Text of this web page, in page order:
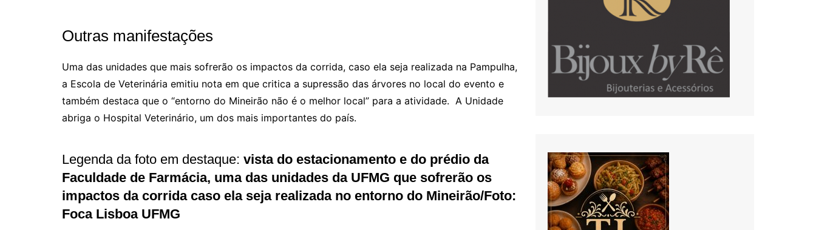
Outras manifestações
Uma das unidades que mais sofrerão os impactos da corrida, caso ela seja realizada na Pampulha,
a Escola de Veterinária emitiu nota em que critica a supressão das árvores no local do evento e
também destaca que o “entorno do Mineirão não é o melhor local” para a atividade. A Unidade
abriga o Hospital Veterinário, um dos mais importantes do país.
Legenda da foto em destaque: vista do estacionamento e do prédio da
Faculdade de Farmácia, uma das unidades da UFMG que sofrerão os
impactos da corrida caso ela seja realizada no entorno do Mineirão/Foto:
Foca Lisboa UFMG